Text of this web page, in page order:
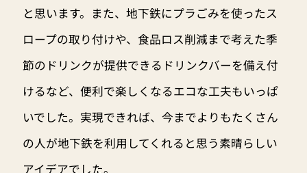
と思います。また、地下鉄にプラごみを使ったス
ロープの取り付けや、食品ロス削減まで考えた季
節のドリンクが提供できるドリンクバーを備え付
けるなど、便利で楽しくなるエコな工夫もいっぱ
いでした。実現できれば、今までよりもたくさん
の人が地下鉄を利用してくれると思う素晴らしい
アイデアでした。